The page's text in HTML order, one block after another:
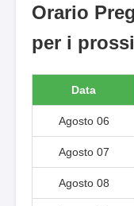
Orario
per i
Data
Agosto 06
Agosto 07
Agosto 08